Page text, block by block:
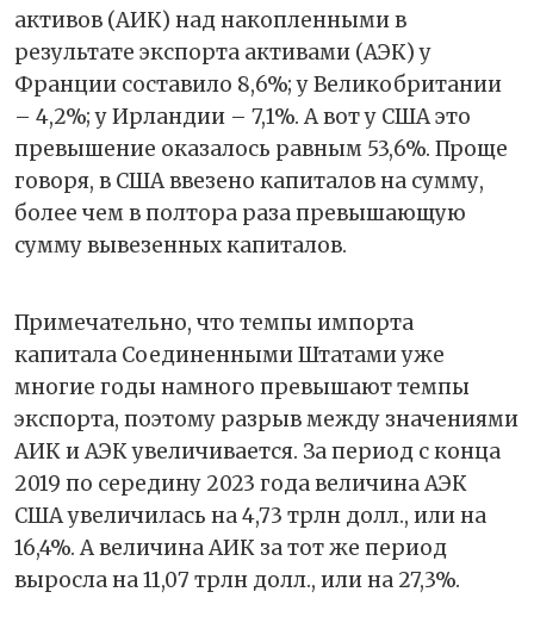
активов (АИК) над накопленными в
результате экспорта активами (АЭК) у
Франции составило 8,6%; у Великобритании
– 4,2%; у Ирландии – 7,1%. А вот у США это
превышение оказалось равным 53,6%. Проще
говоря, в США ввезено капиталов на сумму,
более чем в полтора раза превышающую
сумму вывезенных капиталов.
Примечательно, что темпы импорта
капитала Соединенными Штатами уже
многие годы намного превышают темпы
экспорта, поэтому разрыв между значениями
АИК и АЭК увеличивается. За период с конца
2019 по середину 2023 года величина АЭК
США увеличилась на 4,73 трлн долл., или на
16,4%. А величина АИК за тот же период
выросла на 11,07 трлн долл., или на 27,3%.